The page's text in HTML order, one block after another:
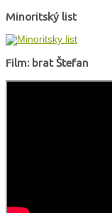
Minoritský list
Film: brat Štefan